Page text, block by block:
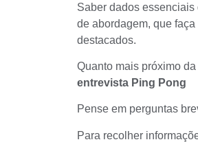
Saber dados essenciais
de abordagem, que
destacados.
Quanto mais próximo
entrevista Ping Pong
Pense em perguntas
Para recolher